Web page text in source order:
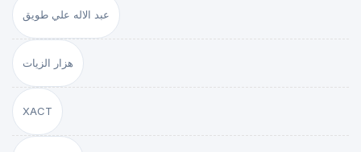
عبد الاله علي طويق
هزار الزيات
XACT